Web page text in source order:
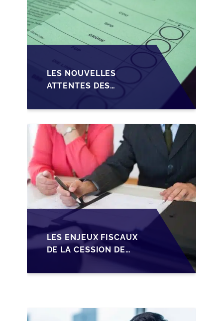
LES NOUVELLES
ATTENTES DES
TRANSMISSION DES
PME BELGES
LES ENJEUX FISCAUX
DE LA CESSION DE
LES DIRIGEANTS DE